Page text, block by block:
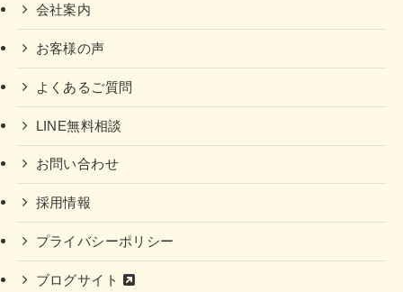
会社案内
お客様の声
よくあるご質問
LINE無料相談
お問い合わせ
採用情報
プライバシーポリシー
ブログサイト